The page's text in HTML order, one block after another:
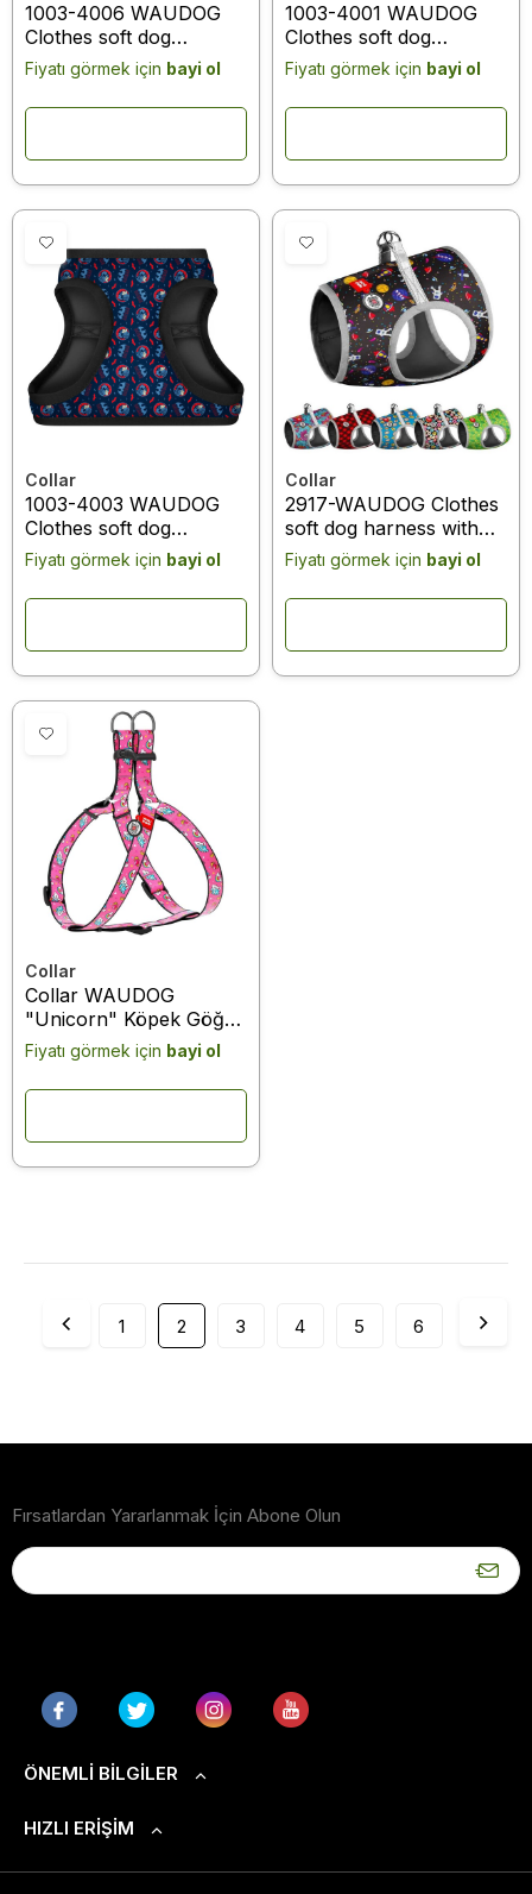
1003-4006 WAUDOG
Clothes soft dog
harness with QR
passport, "Superman
comics" design, XS3, B
Fiyatı görmek için bayi ol
1003-4001 WAUDOG
Clothes soft dog
harness with QR
passport, "Batman blue
white" design, XS3, B
Fiyatı görmek için bayi ol
Collar
1003-4003 WAUDOG
Clothes soft dog
harness with QR
passport, "Batman blue
red" design, XS3, B 32-
Fiyatı görmek için bayi ol
Collar
2917-WAUDOG Clothes
soft dog harness with
QR passport, "NASA"
design, XS4,B 36-39
cm, C 26- 28 cm
Fiyatı görmek için bayi ol
Collar
Collar WAUDOG
"Unicorn" Köpek Göğüs
Tasması 15 mm, 40-50
cm (5026)
Fiyatı görmek için bayi ol
1 2 3 4 5 6
ÖNEMLI BILGILER
HIZLI ERIŞIM
Fırsatlardan Yararlanmak İçin Abone Olun